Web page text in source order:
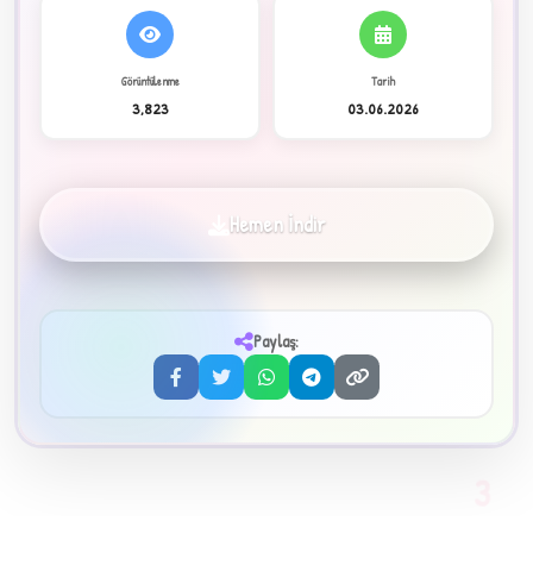
✦
Görüntülenme
3,823
Tarih
03.06.2026
Hemen İndir
Paylaş: